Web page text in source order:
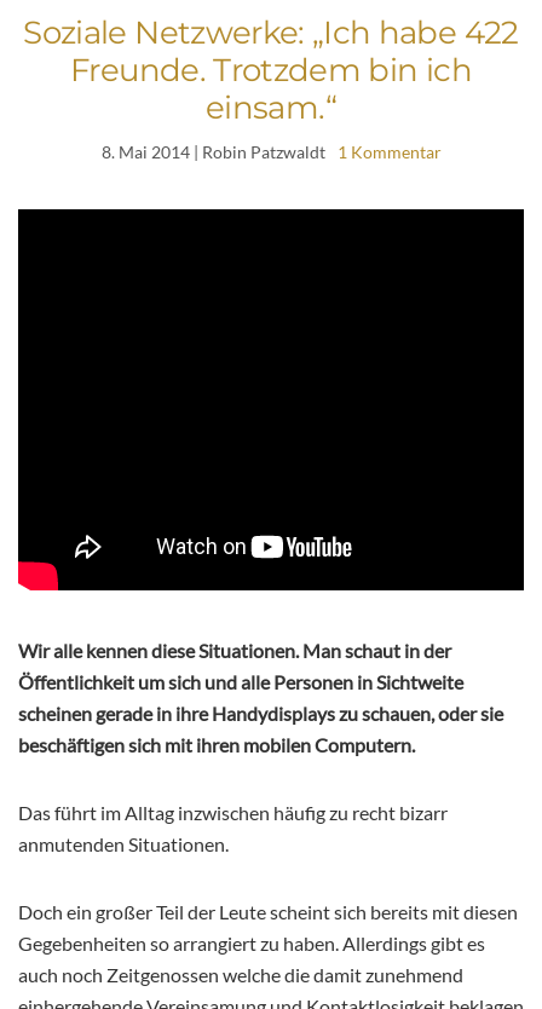
Soziale Netzwerke: „Ich habe 422
Freunde. Trotzdem bin ich
einsam.“
8. Mai 2014| Robin Patzwaldt 1 Kommentar
Wir alle kennen diese Situationen. Man schaut in der
Öffentlichkeit um sich und alle Personen in Sichtweite
scheinen gerade in ihre Handydisplays zu schauen, oder sie
beschäftigen sich mit ihren mobilen Computern.
Das führt im Alltag inzwischen häufig zu recht bizarr
anmutenden Situationen.
Doch ein großer Teil der Leute scheint sich bereits mit diesen
Gegebenheiten so arrangiert zu haben. Allerdings gibt es
auch noch Zeitgenossen welche die damit zunehmend